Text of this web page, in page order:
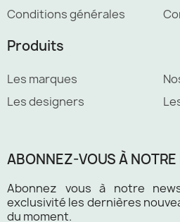
Conditions générales
Produits
Les marques
Les designers
ABONNEZ-VOUS À
Abonnez vous à notre
exclusivité les dernières
du moment.